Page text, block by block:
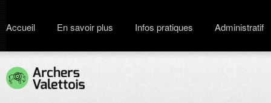
Accueil En savoir plus Infos pratiques Administratif